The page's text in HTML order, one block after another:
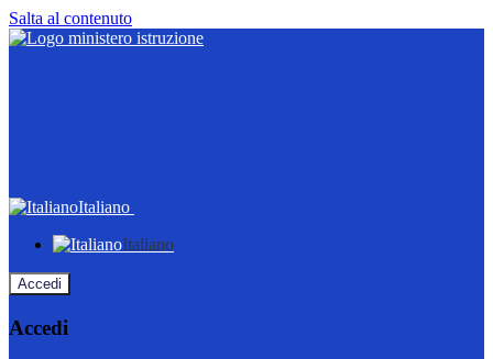
Salta al contenuto
Italiano
Italiano
Accedi
Accedi